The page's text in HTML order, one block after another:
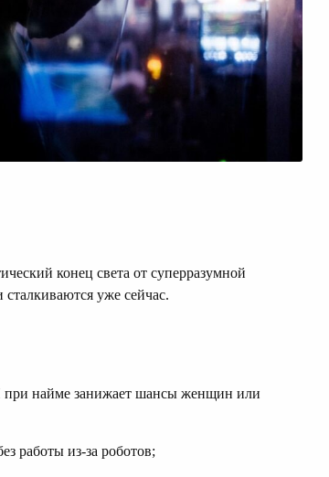
конец света от суперразумной
уже сейчас.
найме занижает шансы женщин или
работы из-за роботов;